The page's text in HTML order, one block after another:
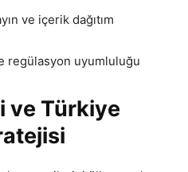
ve içerik dağıtım
regülasyon uyumluluğu
ve Türkiye